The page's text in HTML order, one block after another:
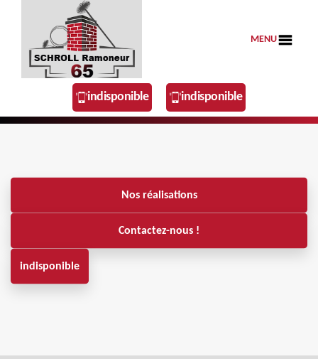
MENU
indisponible indisponible
Nos réalisations
Contactez-nous !
indisponible